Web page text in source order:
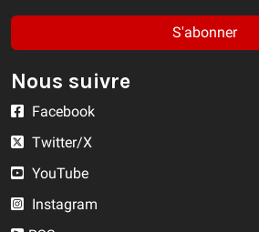
S'abonner
Nous suivre
Facebook
Twitter/X
YouTube
Instagram